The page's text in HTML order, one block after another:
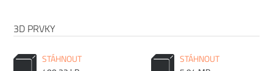
3D PRVKY
STÁHNOUT
STÁHNOUT